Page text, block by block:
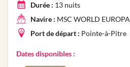
Durée : 13 nuits
Navire : MSC WORLD EUROPA
Port de départ : Pointe-à-Pitre
Dates disponibles :